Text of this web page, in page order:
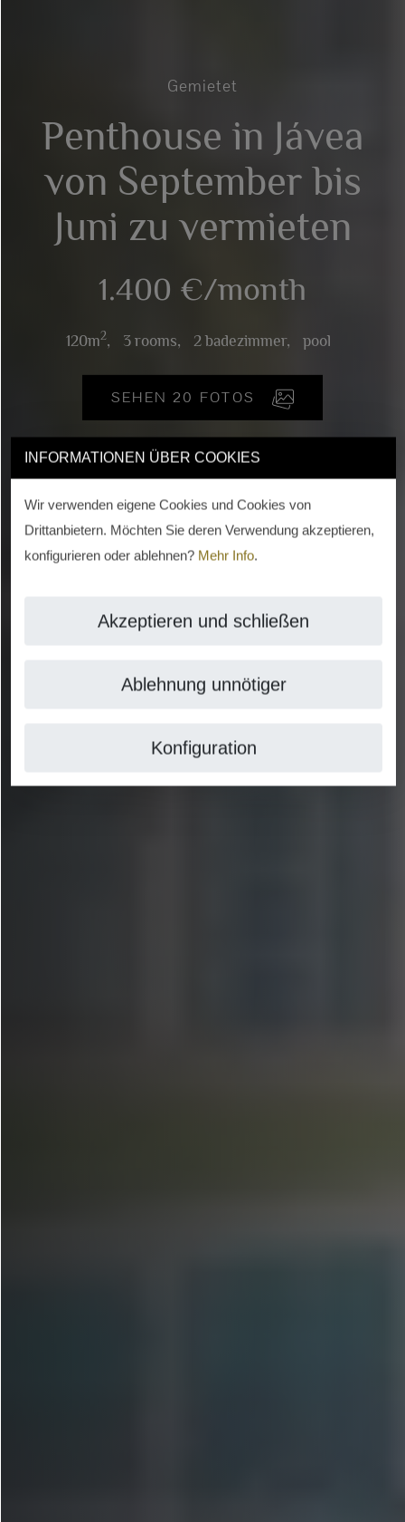
INFORMATIONEN ÜBER COOKIES
Wir verwenden eigene Cookies und Cookies von
Drittanbietern. Möchten Sie deren Verwendung akzeptieren,
konfigurieren oder ablehnen? Mehr Info.
Akzeptieren und schließen
Ablehnung unnötiger
Konfiguration
Gemietet
Penthouse in Jávea
von September bis
Juni zu vermieten
1.400 €/month
120m2, 3 rooms, 2 badezimmer, pool
SEHEN 20 FOTOS